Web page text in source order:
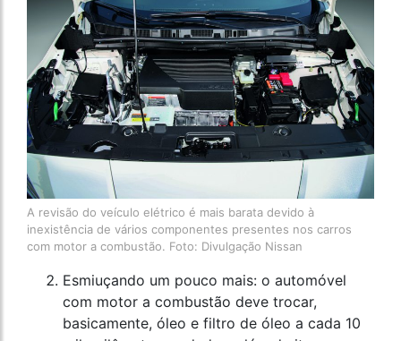
A revisão do veículo elétrico é mais barata devido à
inexistência de vários componentes presentes nos carros
com motor a combustão. Foto: Divulgação Nissan
Esmiuçando um pouco mais: o automóvel
com motor a combustão deve trocar,
basicamente, óleo e filtro de óleo a cada 10